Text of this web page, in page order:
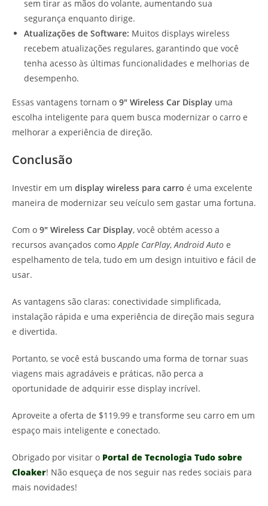
sem tirar as mãos do volante, aumentando sua
segurança enquanto dirige.
Atualizações de Software: Muitos displays wireless
recebem atualizações regulares, garantindo que você
tenha acesso às últimas funcionalidades e melhorias de
desempenho.
Essas vantagens tornam o 9″ Wireless Car Display uma
escolha inteligente para quem busca modernizar o carro e
melhorar a experiência de direção.
Conclusão
Investir em um display wireless para carro é uma excelente
maneira de modernizar seu veículo sem gastar uma fortuna.
Com o 9″ Wireless Car Display, você obtém acesso a
recursos avançados comoApple CarPlay,Android Auto e
espelhamento de tela, tudo em um design intuitivo e fácil de
usar.
As vantagens são claras: conectividade simplificada,
instalação rápida e uma experiência de direção mais segura
e divertida.
Portanto, se você está buscando uma forma de tornar suas
viagens mais agradáveis e práticas, não perca a
oportunidade de adquirir esse display incrível.
Aproveite a oferta de $119.99 e transforme seu carro em um
espaço mais inteligente e conectado.
Obrigado por visitar o Portal de Tecnologia Tudo sobre
Cloaker! Não esqueça de nos seguir nas redes sociais para
mais novidades!